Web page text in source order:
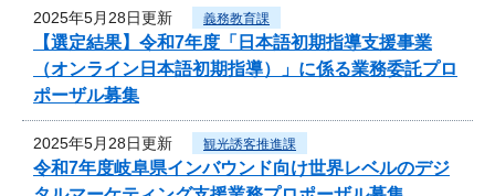
2025年5月28日更新 義務教育課
【選定結果】令和7年度「日本語初期指導支援事業
（オンライン日本語初期指導）」に係る業務委託プロ
ポーザル募集
2025年5月28日更新 観光誘客推進課
令和7年度岐阜県インバウンド向け世界レベルのデジ